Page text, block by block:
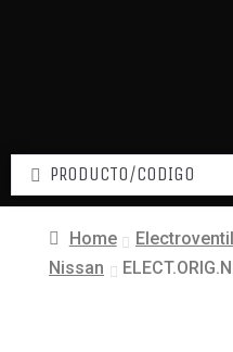
Home
Nissan